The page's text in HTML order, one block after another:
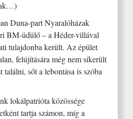
Duna-part Nyaralóházak
BM-üdülő – a Héder-villával
tulajdonba került. Az épület
felújítására még nem sikerült
találni, sőt a lebontása is szóba
lokálpatrióta közössége
tartja számon, míg a